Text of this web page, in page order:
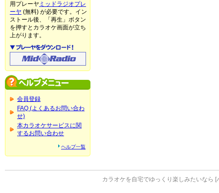
用プレーヤ ミッドラジオプレ
ーヤ (無料) が必要です。イン
ストール後、「再生」ボタン
を押すとカラオケ画面が立ち
上がります。
会員登録
FAQ (よくあるお問い合わ
せ)
本カラオケサービスに関
するお問い合わせ
ヘルプ一覧
カラオケを自宅でゆっくり楽しみたいなら [